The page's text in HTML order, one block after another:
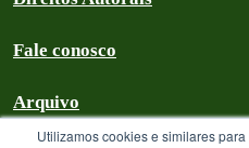
Utilizamos cookies e similares
Fale conosco
Arquivo